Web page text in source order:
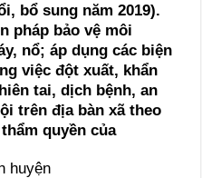
bổ sung năm 2019).
pháp bảo vệ môi
nổ; áp dụng các biện
việc đột xuất, khẩn
tai, dịch bệnh, an
trên địa bàn xã theo
quyền của
huyện